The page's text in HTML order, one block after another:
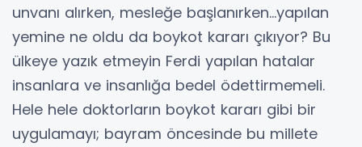
unvanı alırken, mesleğe başlanırken…yapılan
yemine ne oldu da boykot kararı çıkıyor? Bu
ülkeye yazık etmeyin Ferdi yapılan hatalar
insanlara ve insanlığa bedel ödettirmemeli.
Hele hele doktorların boykot kararı gibi bir
uygulamayı; bayram öncesinde bu millete